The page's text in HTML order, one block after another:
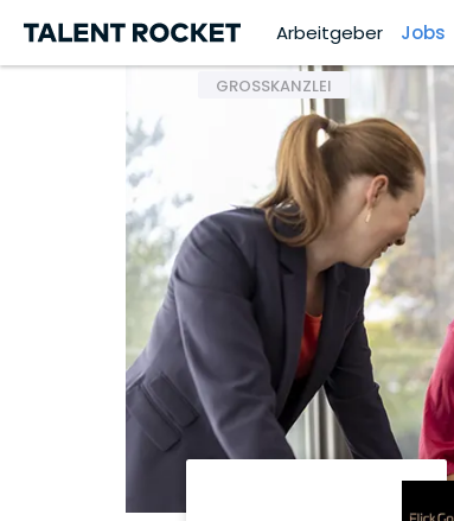
Arbeitgeber Jobs
GROSSKANZLEI